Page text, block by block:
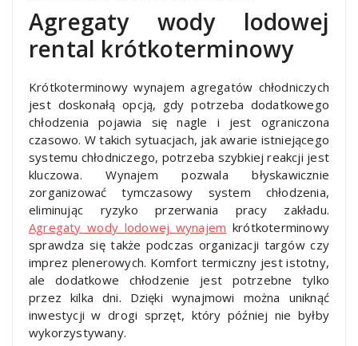
Agregaty wody lodowej
rental krótkoterminowy
Krótkoterminowy wynajem agregatów chłodniczych
jest doskonałą opcją, gdy potrzeba dodatkowego
chłodzenia pojawia się nagle i jest ograniczona
czasowo. W takich sytuacjach, jak awarie istniejącego
systemu chłodniczego, potrzeba szybkiej reakcji jest
kluczowa. Wynajem pozwala błyskawicznie
zorganizować tymczasowy system chłodzenia,
eliminując ryzyko przerwania pracy zakładu.
Agregaty wody lodowej wynajem krótkoterminowy
sprawdza się także podczas organizacji targów czy
imprez plenerowych. Komfort termiczny jest istotny,
ale dodatkowe chłodzenie jest potrzebne tylko
przez kilka dni. Dzięki wynajmowi można uniknąć
inwestycji w drogi sprzęt, który później nie byłby
wykorzystywany.